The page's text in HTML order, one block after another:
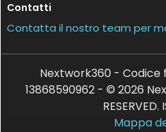
Contatti
Contatta il nostro team per
Nextwork360 - Codice
13868590962 - © 2026
RESERVED.
Mappa